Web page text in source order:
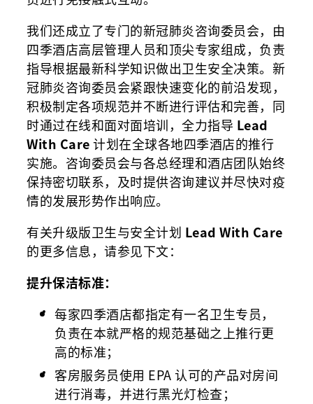
我们还成立了专门的新冠肺炎咨询委员会，由
四季酒店高层管理人员和顶尖专家组成，负责
指导根据最新科学知识做出卫生安全决策。新
冠肺炎咨询委员会紧跟快速变化的前沿发现，
积极制定各项规范并不断进行评估和完善，同
时通过在线和面对面培训，全力指导 Lead
With Care计划在全球各地四季酒店的推行
实施。咨询委员会与各总经理和酒店团队始终
保持密切联系，及时提供咨询建议并尽快对疫
情的发展形势作出响应。
有关升级版卫生与安全计划 Lead With Care
的更多信息，请参见下文：
提升保洁标准：
每家四季酒店都指定有一名卫生专员，
负责在本就严格的规范基础之上推行更
高的标准；
客房服务员使用 EPA 认可的产品对房间
进行消毒，并进行黑光灯检查；